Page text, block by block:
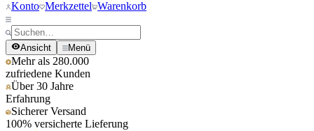
Konto Merkzettel Warenkorb
Ansicht Menü
Mehr als 280.000
zufriedene Kunden
Über 30 Jahre
Erfahrung
Sicherer Versand
100% versicherte Lieferung